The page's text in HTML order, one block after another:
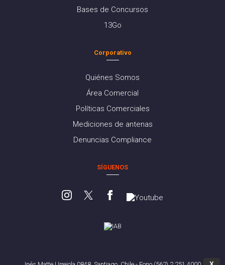
Bases de Concursos
13Go
Corporativo
Quiénes Somos
Área Comercial
Políticas Comerciales
Mediciones de antenas
Denuncias Compliance
SÍGUENOS